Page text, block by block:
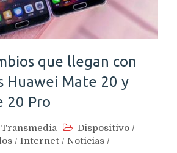
que llegan con
Huawei Mate 20 y
20 Pro
Transmedia Dispositivo /
/ Internet / Noticias /